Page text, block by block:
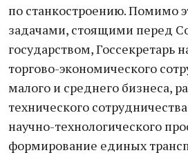
по станкостроению. Помимо
задачами, стоящими перед
государством, Госсекретарь
торгово-экономического
малого и среднего бизнеса,
технического
научно-технологического
формирование единых